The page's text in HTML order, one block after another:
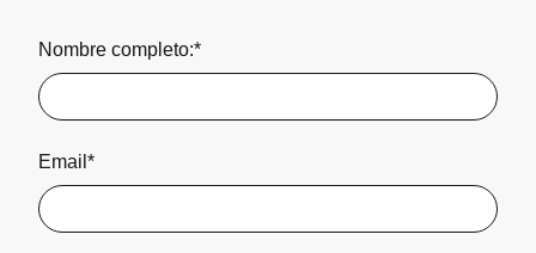
Nombre completo:*
Email*